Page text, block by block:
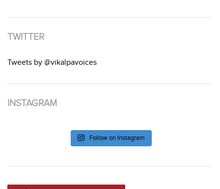
TWITTER
Tweets by @vikalpavoices
INSTAGRAM
Follow on Instagram